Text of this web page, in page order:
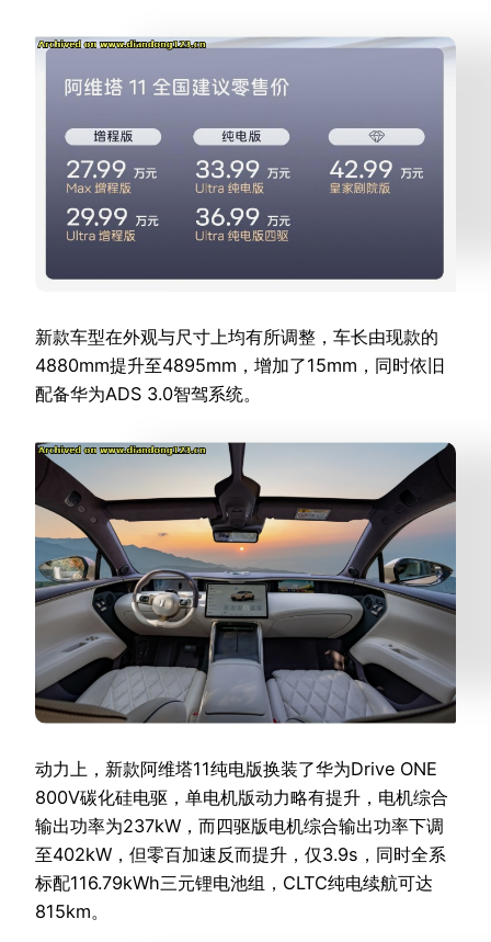
新款车型在外观与尺寸上均有所调整，车长由现款的
4880mm提升至4895mm，增加了15mm，同时依旧
配备华为ADS 3.0智驾系统。
动力上，新款阿维塔11纯电版换装了华为Drive ONE
800V碳化硅电驱，单电机版动力略有提升，电机综合
输出功率为237kW，而四驱版电机综合输出功率下调
至402kW，但零百加速反而提升，仅3.9s，同时全系
标配116.79kWh三元锂电池组，CLTC纯电续航可达
815km。